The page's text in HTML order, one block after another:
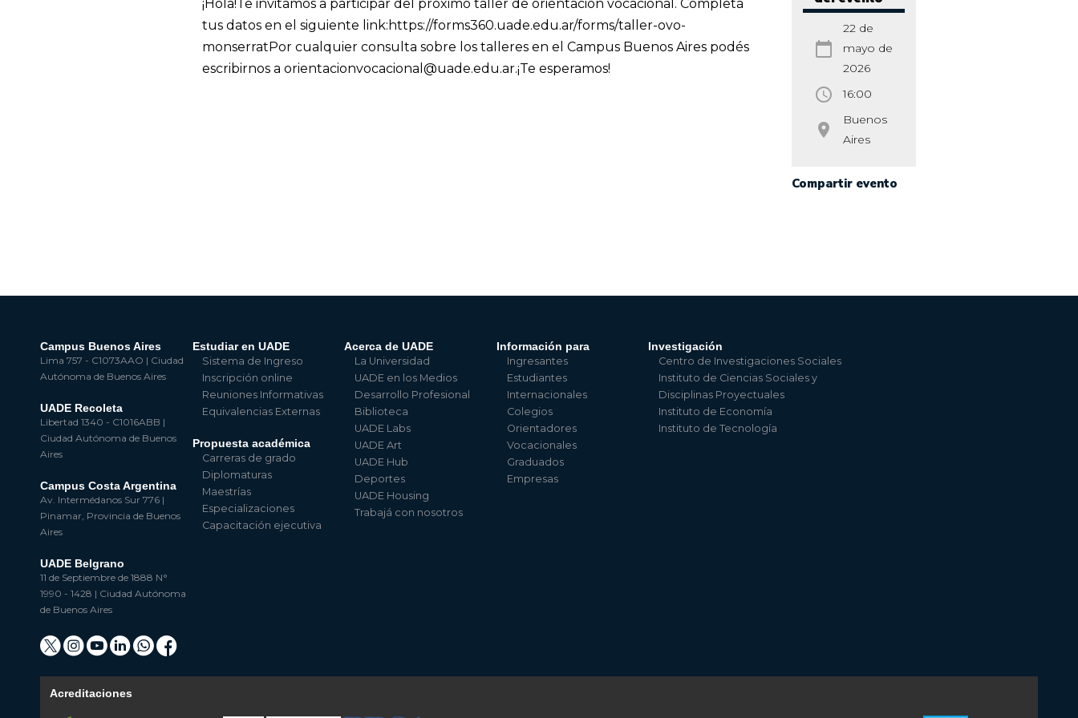
calendar_today
22 de
mayo de
2026
access_time 16:00
room
Buenos
Aires
Compartir evento
¡Hola!Te invitamos a participar del próximo taller de orientación vocacional. Completá
tus datos en el siguiente link: https://forms360.uade.edu.ar/forms/taller-ovo-
monserratPor cualquier consulta sobre los talleres en el Campus Buenos Aires podés
escribirnos a orientacionvocacional@uade.edu.ar.¡Te esperamos!
Campus Buenos Aires
Lima 757 - C1073AAO | Ciudad
Autónoma de Buenos Aires
UADE Recoleta
Libertad 1340 - C1016ABB |
Ciudad Autónoma de Buenos
Aires
Campus Costa Argentina
Av. Intermédanos Sur 776 |
Pinamar, Provincia de Buenos
Aires
UADE Belgrano
11 de Septiembre de 1888 N°
1990 - 1428 | Ciudad Autónoma
de Buenos Aires
Estudiar en UADE
Sistema de Ingreso
Inscripción online
Reuniones Informativas
Equivalencias Externas
Propuesta académica
Carreras de grado
Diplomaturas
Maestrías
Especializaciones
Capacitación ejecutiva
Acerca de UADE
La Universidad
UADE en los Medios
Desarrollo Profesional
Biblioteca
UADE Labs
UADE Art
UADE Hub
Deportes
UADE Housing
Trabajá con nosotros
Información para
Ingresantes
Estudiantes
Internacionales
Colegios
Orientadores
Vocacionales
Graduados
Empresas
Investigación
Centro de Investigaciones Sociales
Instituto de Ciencias Sociales y
Disciplinas Proyectuales
Instituto de Economía
Instituto de Tecnología
Acreditaciones